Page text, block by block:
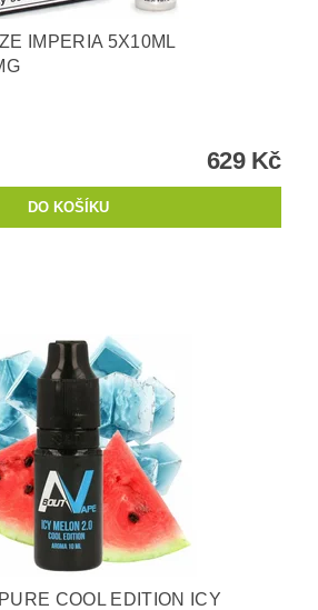
IMPERIA 5X10ML
629 Kč
COOL EDITION ICY